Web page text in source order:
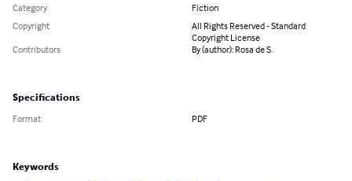
Category
Fiction
Copyright
All Rights Reserved - Standard
Copyright License
Contributors
By (author): Rosa de S.
Specifications
Format PDF
Keywords